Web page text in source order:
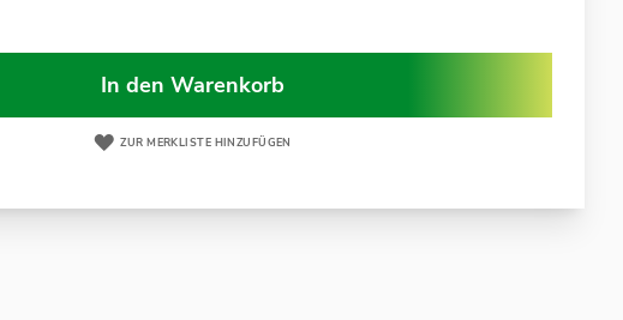
In den Warenkorb
ZUR MERKLISTE HINZUFÜGEN